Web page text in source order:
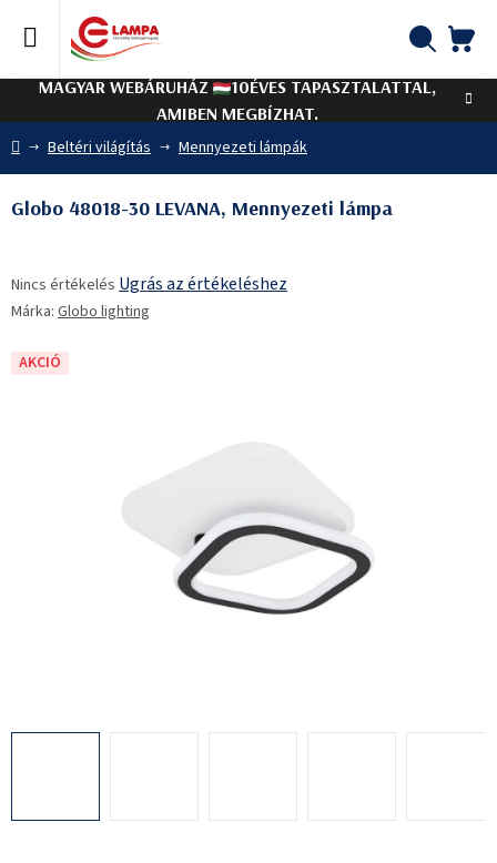
tartalomhoz
MAGYAR WEBÁRUHÁZ
10ÉVES TAPASZTALATTAL,
AMIBEN MEGBÍZHAT.
Kezdőlap
Beltéri világítás Mennyezeti lámpák
Globo 48018-30 LEVANA, Mennyezeti lámpa
termék
átlagos
5-
Nincs értékelés Ugrás az értékeléshez
Márka: Globo lighting
AKCIÓ